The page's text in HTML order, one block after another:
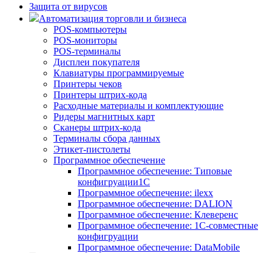
Защита от вирусов
Автоматизация торговли и бизнеса
POS-компьютеры
POS-мониторы
POS-терминалы
Дисплеи покупателя
Клавиатуры программируемые
Принтеры чеков
Принтеры штрих-кода
Расходные материалы и комплектующие
Ридеры магнитных карт
Сканеры штрих-кода
Терминалы сбора данных
Этикет-пистолеты
Программное обеспечение
Программное обеспечение: Типовые
конфигруации1С
Программное обеспечение: ilexx
Программное обеспечение: DALION
Программное обеспечение: Клеверенс
Программное обеспечение: 1С-совместные
конфигруации
Программное обеспечение: DataMobile